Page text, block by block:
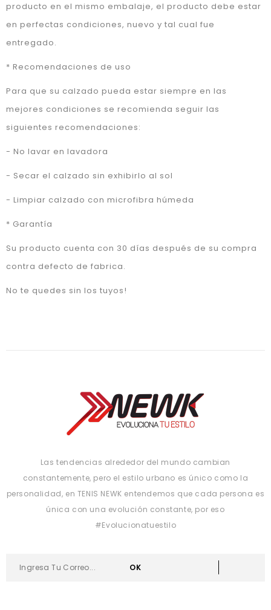
producto en el mismo embalaje, el producto debe estar
en perfectas condiciones, nuevo y tal cual fue
entregado.
* Recomendaciones de uso
Para que su calzado pueda estar siempre en las
mejores condiciones se recomienda seguir las
siguientes recomendaciones:
- No lavar en lavadora
- Secar el calzado sin exhibirlo al sol
- Limpiar calzado con microfibra húmeda
* Garantía
Su producto cuenta con 30 días después de su compra
contra defecto de fabrica.
No te quedes sin los tuyos!
Las tendencias alrededor del mundo cambian
constantemente, pero el estilo urbano es único como la
personalidad, en TENIS NEWK entendemos que cada persona es
única con una evolución constante, por eso
#Evolucionatuestilo